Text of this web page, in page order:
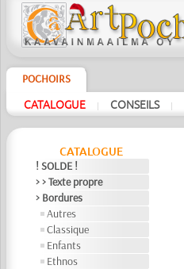
POCHOIRS
CATALOGUE | CONSEILS |
CATALOGUE
! SOLDE !
> > Texte propre
> Bordures
Autres
Classique
Enfants
Ethnos